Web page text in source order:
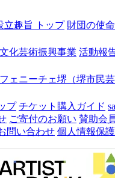
立趣旨 トップ 財団の使
文化芸術振興事業 活動報
フェニーチェ堺（堺市民
プ チケット購入ガイド
ご寄付のお願い 賛助会
問い合わせ 個人情報保